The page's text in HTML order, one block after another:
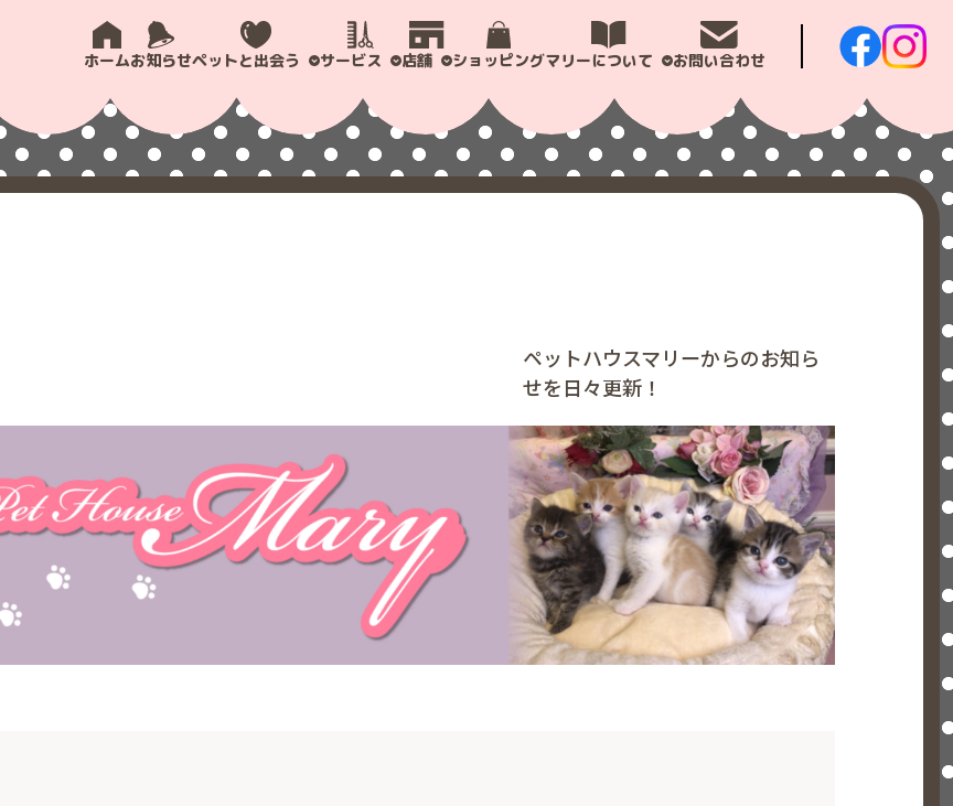
ホームお知らせペットと出会う サービス 店舗 ショッピングマリーについて お問い合わせ
ペットハウスマリーからのお知ら
せを日々更新！